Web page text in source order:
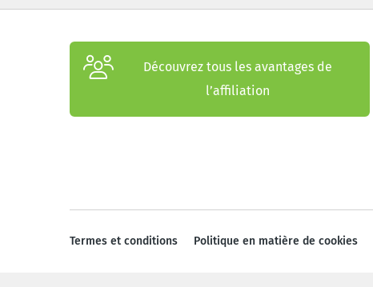
Découvrez tous les avantages de
l’affiliation
Termes et conditions Politique en matière de cookies